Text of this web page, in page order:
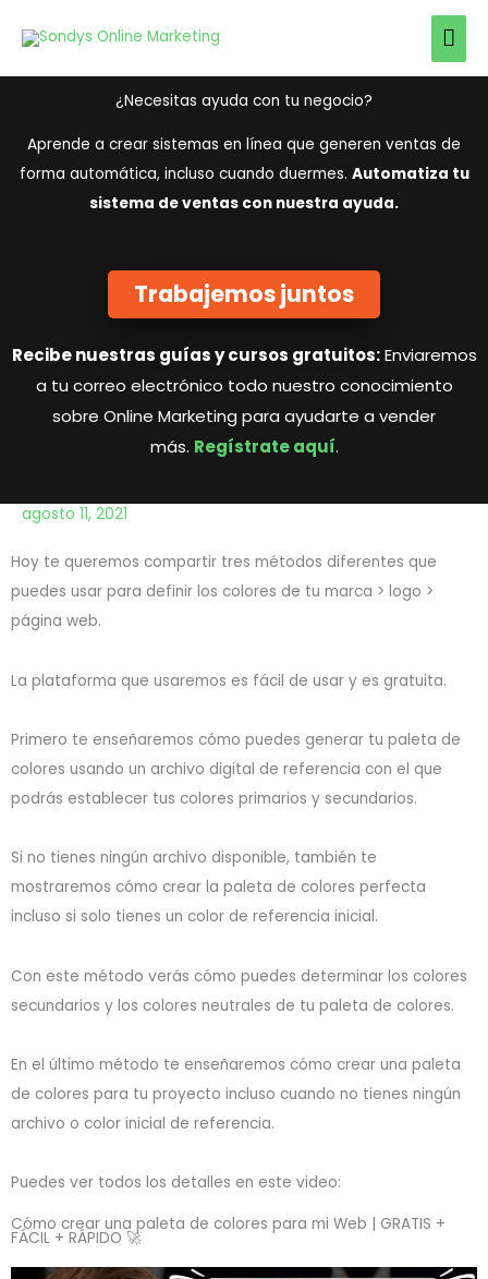
contenido
¿Necesitas ayuda con tu negocio?
Aprende a crear sistemas en línea que generen ventas de
forma automática, incluso cuando duermes. Automatiza tu
sistema de ventas con nuestra ayuda.
Trabajemos juntos
Recibe nuestras guías y cursos gratuitos:Enviaremos
a tu correo electrónico todo nuestro conocimiento
sobre Online Marketing para ayudarte a vender
más. Regístrate aquí.
agosto 11, 2021
Hoy te queremos compartir tres métodos diferentes que
puedes usar para definir los colores de tu marca > logo >
página web.
La plataforma que usaremos es fácil de usar y es gratuita.
Primero te enseñaremos cómo puedes generar tu paleta de
colores usando un archivo digital de referencia con el que
podrás establecer tus colores primarios y secundarios.
Si no tienes ningún archivo disponible, también te
mostraremos cómo crear la paleta de colores perfecta
incluso si solo tienes un color de referencia inicial.
Con este método verás cómo puedes determinar los colores
secundarios y los colores neutrales de tu paleta de colores.
En el último método te enseñaremos cómo crear una paleta
de colores para tu proyecto incluso cuando no tienes ningún
archivo o color inicial de referencia.
Puedes ver todos los detalles en este video:
Cómo crear una paleta de colores para mi Web | GRATIS +
FÁCIL + RÁPIDO 🚀